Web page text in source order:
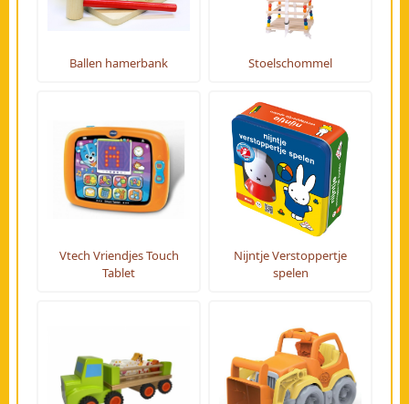
Ballen hamerbank Stoelschommel
Vtech Vriendjes Touch
Tablet
Nijntje Verstoppertje
spelen